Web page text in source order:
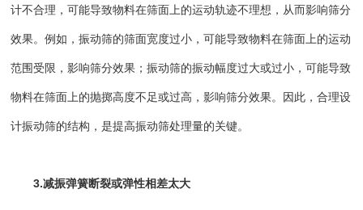
计不合理，可能导致物料在筛面上的运动轨迹不理想，从而影响筛分
效果。例如，振动筛的筛面宽度过小，可能导致物料在筛面上的运动
范围受限，影响筛分效果；振动筛的振动幅度过大或过小，可能导致
物料在筛面上的抛掷高度不足或过高，影响筛分效果。因此，合理设
计振动筛的结构，是提高振动筛处理量的关键。
3.减振弹簧断裂或弹性相差太大